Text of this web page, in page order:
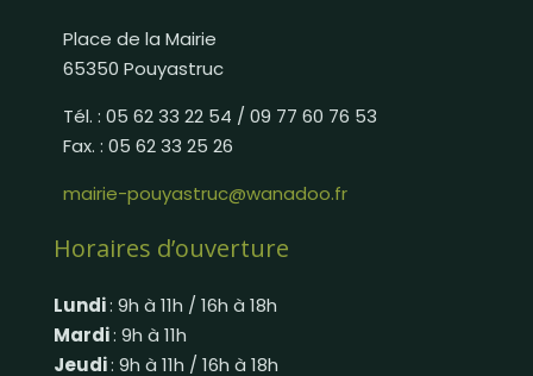
Place de la Mairie
65350 Pouyastruc
Tél. : 05 62 33 22 54 / 09 77 60 76 53
Fax. : 05 62 33 25 26
mairie-pouyastruc@wanadoo.fr
Horaires d’ouverture
Lundi: 9h à 11h / 16h à 18h
Mardi: 9h à 11h
Jeudi: 9h à 11h / 16h à 18h